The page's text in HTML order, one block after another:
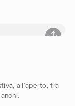
all'aperto, tra